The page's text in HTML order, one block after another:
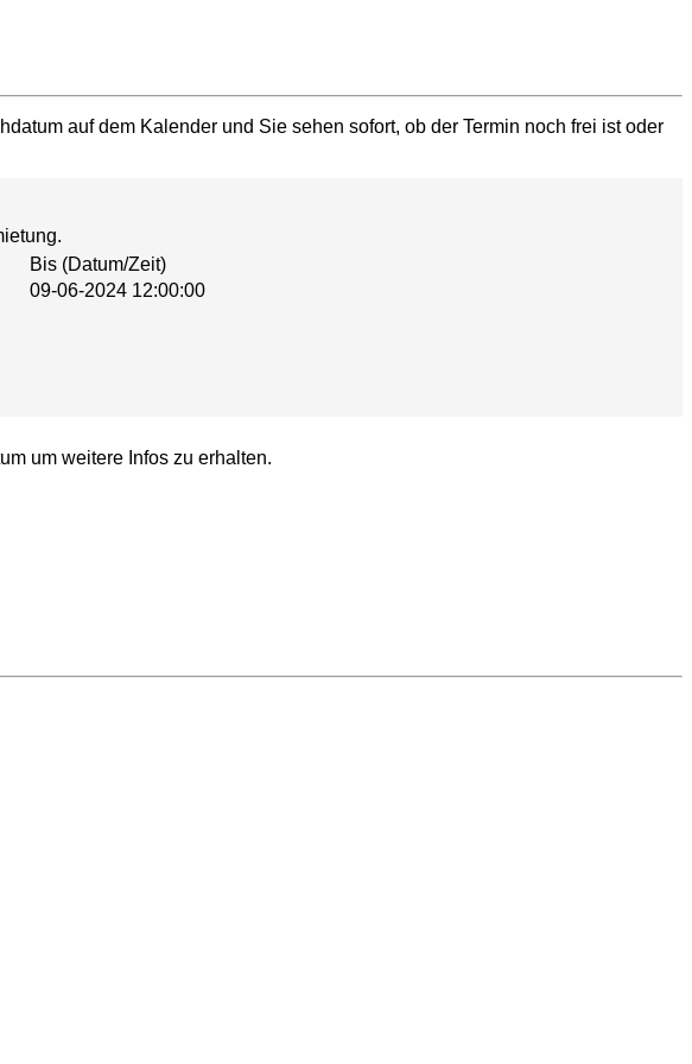
auf dem Kalender und Sie sehen sofort, ob der Termin noch frei ist oder
Bis (Datum/Zeit)
09-06-2024 12:00:00
um weitere Infos zu erhalten.